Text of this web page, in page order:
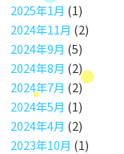
2025年1月 (1)
2024年11月 (2)
2024年9月 (5)
2024年8月 (2)
2024年7月 (2)
2024年5月 (1)
2024年4月 (2)
2023年10月 (1)